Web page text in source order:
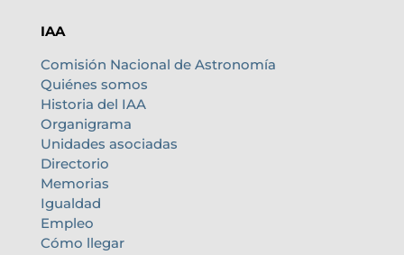
IAA
Comisión Nacional de Astronomía
Quiénes somos
Historia del IAA
Organigrama
Unidades asociadas
Directorio
Memorias
Igualdad
Empleo
Cómo llegar